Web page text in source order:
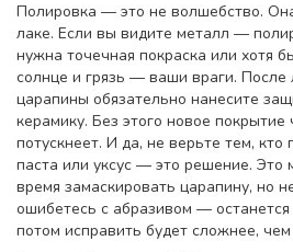
Полировка — это не волшебство.
лаке. Если вы видите металл —
нужна точечная покраска или хотя
солнце и грязь — ваши враги. После
царапины обязательно нанесите
керамику. Без этого новое покрытие
потускнеет. И да, не верьте тем, кто
паста или уксус — это решение.
время замаскировать царапину, но
ошибетесь с абразивом — останется
потом исправить будет сложнее,